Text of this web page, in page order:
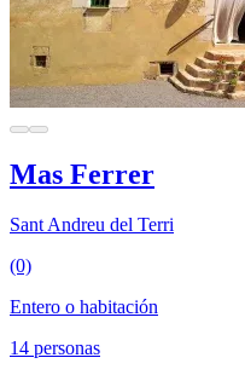
Mas Ferrer
Sant Andreu del Terri
(0)
Entero o habitación
14 personas